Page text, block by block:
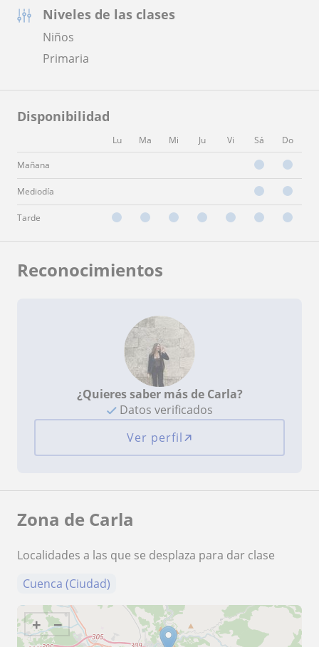
Niveles de las clases
Niños
Primaria
Disponibilidad
Lu Ma Mi Ju Vi Sá Do
Mañana
Mediodía
Tarde
Reconocimientos
¿Quieres saber más de Carla?
Datos verificados
Ver perfil
Zona de Carla
Localidades a las que se desplaza para dar clase
Cuenca (Ciudad)
+ −